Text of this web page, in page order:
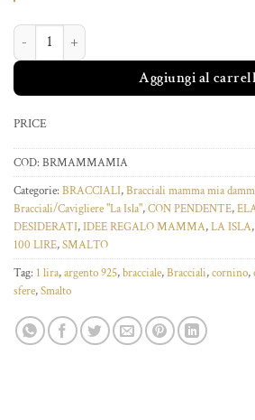
BRACCIALE MAMMA MIA quantità
Aggiungi al
PRICE
COD: BRMAMMAMIA
Categorie: BRACCIALI,Bracciali mamma mia
Bracciali/Cavigliere "La Isla",CON PENDENTE,
DESIDERATI,IDEE REGALO MAMMA,LA ISLA,
100 LIRE,SMALTO
Tag: 1 lira,argento 925,bracciale,Bracciali,cornino,
sfere,Smalto